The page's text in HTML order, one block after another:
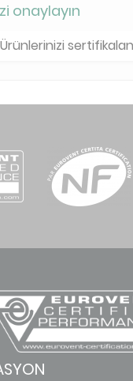
onaylayın
Ürünlerinizi